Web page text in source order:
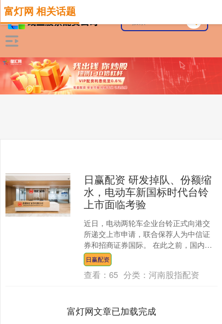
富灯网 相关话题
日赢配资 研发掉队、份额缩
水，电动车新国标时代台铃
上市面临考验
近日，电动两轮车企业台铃正式向港交
所递交上市申请，联合保荐人为中信证
券和招商证券国际。 在此之前，国内已
有6家上市的电动两轮车公司。在行业龙
头雅迪控股、爱玛科技....
日赢配资
查看：65 分类： 河南股指配资
富灯网文章已加载完成